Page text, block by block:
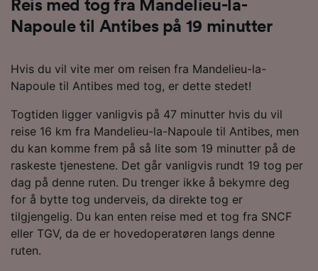
Reis med tog fra Mandelieu-la-
Napoule til Antibes på 19 minutter
Hvis du vil vite mer om reisen fra Mandelieu-la-
Napoule til Antibes med tog, er dette stedet!
Togtiden ligger vanligvis på 47 minutter hvis du vil
reise 16 km fra Mandelieu-la-Napoule til Antibes, men
du kan komme frem på så lite som 19 minutter på de
raskeste tjenestene. Det går vanligvis rundt 19 tog per
dag på denne ruten. Du trenger ikke å bekymre deg
for å bytte tog underveis, da direkte tog er
tilgjengelig. Du kan enten reise med et tog fra SNCF
eller TGV, da de er hovedoperatøren langs denne
ruten.